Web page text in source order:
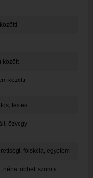
közötti
közötti
testes
özvegy
főiskola, egyetem
néha többet iszom a